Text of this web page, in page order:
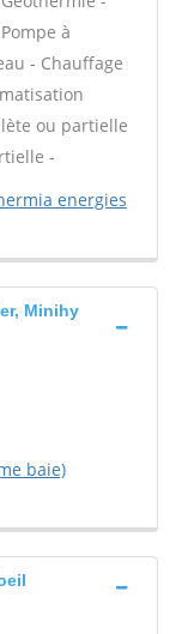
à
- Chauffage
ou partielle
-
energies
Minihy
baie)